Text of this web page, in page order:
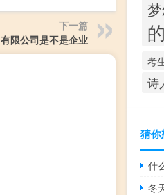
下一篇
有限公司是不是企业
考
诗
猜
什
冬